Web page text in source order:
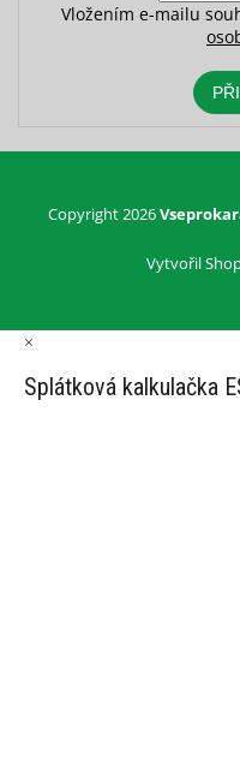
Vložením e-mailu
Vytvořil
Copyright 2026
×
Splátková kalkulačka